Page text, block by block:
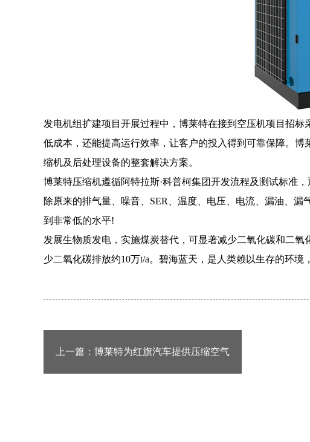
发电机组扩建项目开展过程中，博莱特在接到空压机项目招
低成本，还能提高运行效率，让客户的投入得到可靠保障。
缩机及后处理设备的整套解决方案。
博莱特压缩机遵循阿特拉斯·科普柯集团开发流程及测试标准
除原来的排气量、噪音、SER、温度、电压、电流、漏油、
到非常低的水平!
发展生物质发电，实施煤炭替代，可显著减少二氧化碳和二
少二氧化碳排放约10万t/a。碧海蓝天，是人类赖以生存的环
上一篇： 博莱特为红旗汽车提供压缩空气